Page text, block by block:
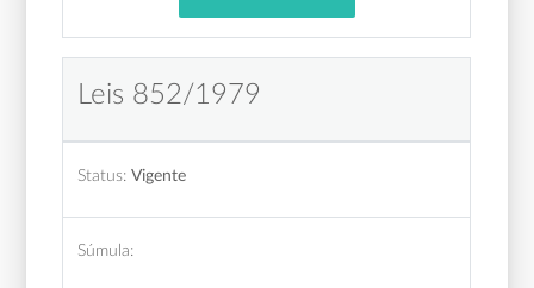
Leis 852/1979
Status: Vigente
Súmula: